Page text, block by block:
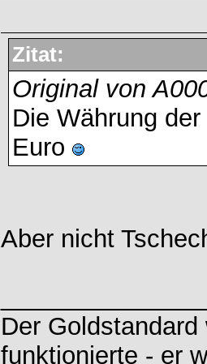
Zitat:
Original von
Die Währung
Euro
Aber nicht
Der
funktionierte - er